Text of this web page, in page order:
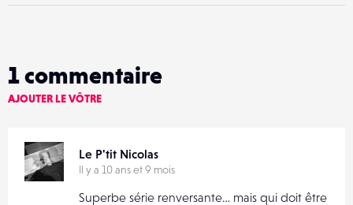
1commentaire
AJOUTER LE VÔTRE
Le P'tit Nicolas
Il y a 10 ans et 9 mois
Superbe série renversante… mais qui doit être